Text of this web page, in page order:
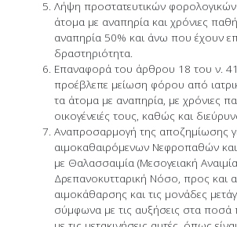
Λήψη προστατευτικών φορολογικών
άτομα με αναπηρία και χρόνιες
αναπηρία 50% και άνω που έχουν
δραστηριότητα.
Επαναφορά του άρθρου 18 του ν.
προέβλεπε μείωση φόρου από
τα άτομα με αναπηρία, με χρόνιες
οικογένειές τους, καθώς και
Αναπροσαρμογή της αποζημίωσης
αιμοκαθαιρόμενων Νεφροπαθών και
με Θαλασσαιμία (Μεσογειακή
Δρεπανοκυτταρική Νόσο, προς και
αιμοκάθαρσης και τις μονάδες
σύμφωνα με τις αυξήσεις στα ποσά